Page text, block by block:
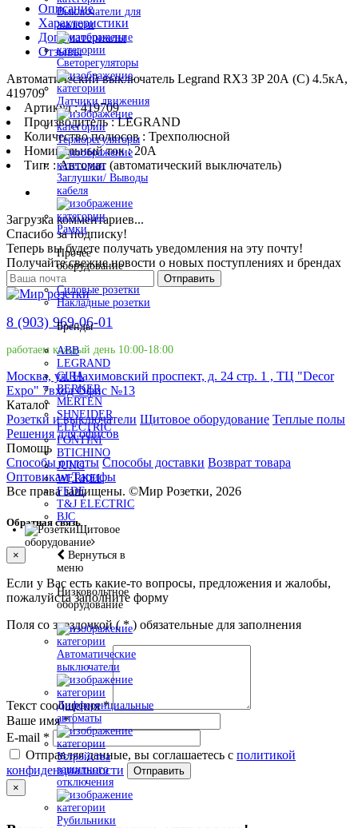
Выключатели для
жалюзи
Светорегуляторы
Датчики движения
Терморегуляторы
Заглушки/ Выводы
кабеля
Рамки
Прочее
оборудование
Силовые розетки
Накладные розетки
Бренды
ABB
LEGRAND
GIRA
BERKER
MERTEN
SHNEIDER
ELECTRIC
FONTINI
BTICHINO
JUNG
WERKEL
FEDE
T&J ELECTRIC
BJC
Щитовое
оборудование
Вернуться в
меню
Низковольтное
оборудование
Автоматические
выключатели
Дифференциальные
автоматы
Устройства
защитного
отключения
Рубильники
Описание
Характеристики
Доп. материалы
Отзывы
Автоматический выключатель Legrand RX3 3P 20А (C) 4.5кА,
419709
Артикул : 419709
Производитель : LEGRAND
Количество полюсов : Трехполюсной
Номинальный ток : 20A
Тип: : Автомат (автоматический выключатель)
Загрузка комментариев...
Спасибо за подписку!
Теперь вы будете получать уведомления на эту почту!
Получайте свежие новости о новых поступлениях и брендах
Отправить
8 (903) 969-06-01
работаем каждый день 10:00-18:00
Москва, ул. Нахимовский проспект, д. 24 стр. 1 , ТЦ "Decor
Expo" 7вход Офис №13
Каталог
Розетки и выключатели Щитовое оборудование Теплые полы
Решения для офисов
Помощь
Способы оплаты Способы доставки Возврат товара
Оптовикам Тарифы
Все права защищены. ©Мир Розетки, 2026
Обратная связь
×
Если у Вас есть какие-то вопросы, предложения и жалобы,
пожалуйста заполните форму
Поля со звездочкой (*) обязательные для заполнения
Текст сообщения*
Ваше имя*
E-mail *
Отправляя данные, вы соглашаетесь с политикой
конфиденциальности
Отправить
×